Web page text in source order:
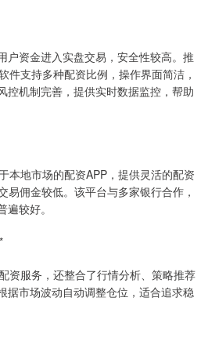
户资金进入实盘交易，安全性较高。推
件支持多种配资比例，操作界面简洁，
控机制完善，提供实时数据监控，帮助
本地市场的配资APP，提供灵活的配资
易佣金较低。该平台与多家银行合作，
较好。
资服务，还整合了行情分析、策略推荐
据市场波动自动调整仓位，适合追求稳